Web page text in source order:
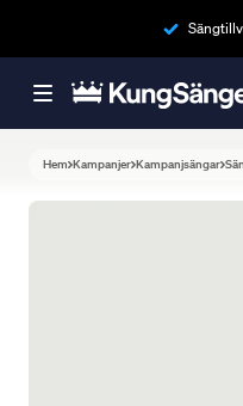
Hem Kampanjer Kampanjsängar